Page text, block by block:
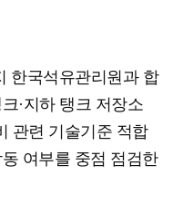
한국석유관리원과 합
·지하 탱크 저장소
관련 기술기준 적합
여부를 중점 점검한